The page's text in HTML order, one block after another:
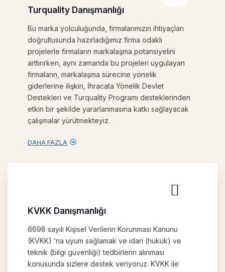
Turquality Danışmanlığı
Bu marka yolculuğunda, firmalarımızın ihtiyaçları
doğrultusunda hazırladığımız firma odaklı
projelerle firmaların markalaşma potansiyelini
arttırırken, aynı zamanda bu projeleri uygulayan
firmaların, markalaşma sürecine yönelik
giderlerine ilişkin, İhracata Yönelik Devlet
Destekleri ve Turquality Programı desteklerinden
etkin bir şekilde yararlanmasına katkı sağlayacak
çalışmalar yürütmekteyiz.
DAHA FAZLA
KVKK Danışmanlığı
6698 sayılı Kişisel Verilerin Korunması Kanunu
(KVKK) ‘na uyum sağlamak ve idari (hukuk) ve
teknik (bilgi güvenliği) tedbirlerin alınması
konusunda sizlere destek veriyoruz. KVKK ile